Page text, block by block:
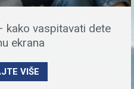
kako vaspitavati dete
ekrana
VIŠE